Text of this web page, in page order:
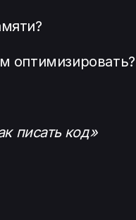
оптимизировать?
писать код»